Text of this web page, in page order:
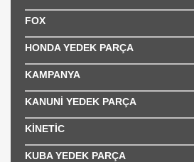
FOX
HONDA YEDEK PARÇA
KAMPANYA
KANUNİ YEDEK PARÇA
KİNETİC
KUBA YEDEK PARÇA